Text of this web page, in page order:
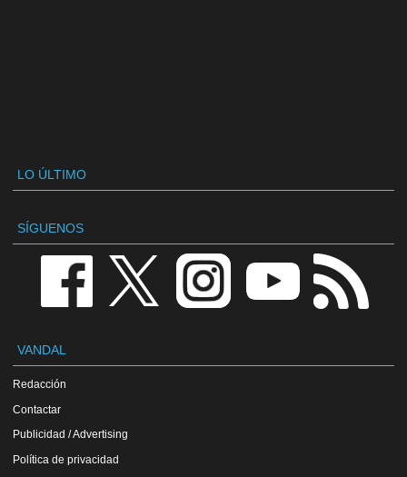
LO ÚLTIMO
SÍGUENOS
VANDAL
Redacción
Contactar
Publicidad / Advertising
Política de privacidad